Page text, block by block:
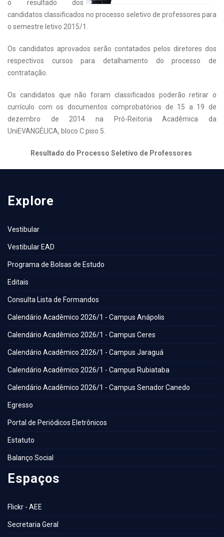
o resultado dos
candidatos classificados no processo seletivo de professores para
o semestre letivo 2015/1.
Os candidatos aprovados serão contatados pelos diretores dos
respectivos cursos para detalhamento do processo de
contratação.
Os candidatos que não foram classificados poderão retirar o
currículo com os documentos comprobatórios de 15 a 19 de
dezembro de 2014 na Pró-Reitoria Acadêmica da
UniEVANGÉLICA, bloco C piso 5.
Resultado do Processo Seletivo de Professores
Explore
Vestibular
Vestibular EAD
Programa de Bolsas de Estudo
Editais
Consulta Lista de Formandos
Calendário Acadêmico 2026/1 - Campus Anápolis
Calendário Acadêmico 2026/1 - Campus Ceres
Calendário Acadêmico 2026/1 - Campus Jaraguá
Calendário Acadêmico 2026/1 - Campus Rubiataba
Calendário Acadêmico 2026/1 - Campus Senador Canedo
Egresso
Portal de Periódicos Eletrônicos
Estatuto
Balanço Social
Espaços
Flickr - AEE
Secretaria Geral